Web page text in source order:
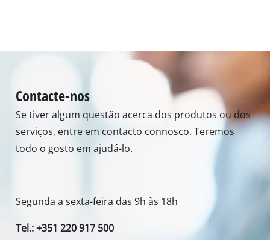
Contacte-nos
Se tiver algum questão acerca dos produtos ou dos
serviços, entre em contacto connosco. Teremos
todo o gosto em ajudá-lo.
Segunda a sexta-feira das 9h às 18h
Tel.: +351 220 917 500